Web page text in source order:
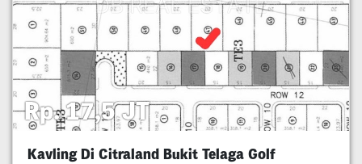
Rp. 17,5 JT
Kavling Di Citraland Bukit Telaga Golf